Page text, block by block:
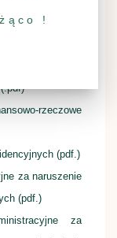
o wielkości
rzeczowe
(pdf.)
za naruszenie
(pdf.)
za
!